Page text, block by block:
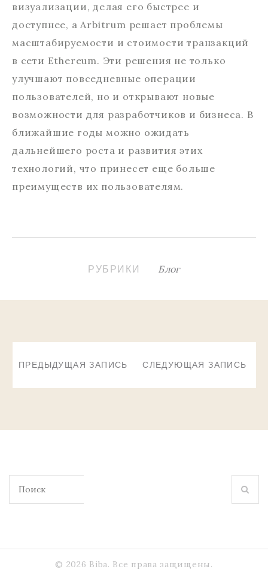
визуализации, делая его быстрее и
доступнее, а Arbitrum решает проблемы
масштабируемости и стоимости транзакций
в сети Ethereum. Эти решения не только
улучшают повседневные операции
пользователей, но и открывают новые
возможности для разработчиков и бизнеса. В
ближайшие годы можно ожидать
дальнейшего роста и развития этих
технологий, что принесет еще больше
преимуществ их пользователям.
РУБРИКИ Блог
ПО
ПРЕДЫДУЩАЯ ЗАПИСЬ СЛЕДУЮЩАЯ ЗАПИСЬ
для:
© 2026 Biba. Все права защищены.